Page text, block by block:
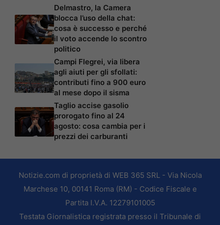
Delmastro, la Camera
blocca l’uso della chat:
cosa è successo e perché
il voto accende lo scontro
politico
Campi Flegrei, via libera
agli aiuti per gli sfollati:
contributi fino a 900 euro
al mese dopo il sisma
Taglio accise gasolio
prorogato fino al 24
agosto: cosa cambia per i
prezzi dei carburanti
Notizie.com di proprietà di WEB 365 SRL - Via Nicola
Marchese 10, 00141 Roma (RM) - Codice Fiscale e
Partita I.V.A. 12279101005
Testata Giornalistica registrata presso il Tribunale di